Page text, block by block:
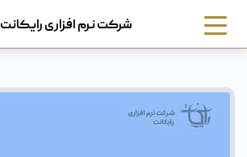
شرکت نرم افزاری رایکانت